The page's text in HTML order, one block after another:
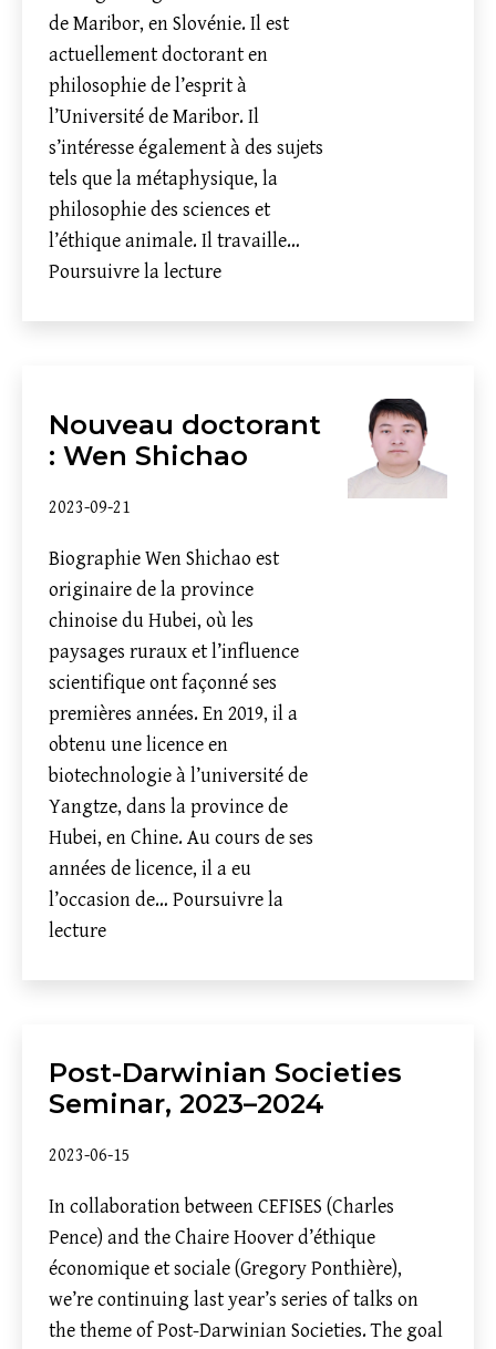
de Maribor, en Slovénie. Il est
actuellement doctorant en
philosophie de l’esprit à
l’Université de Maribor. Il
s’intéresse également à des sujets
tels que la métaphysique, la
philosophie des sciences et
l’éthique animale. Il travaille…
Poursuivre la lectureProgramme
Todorovic
Nouveau doctorant
: Wen Shichao
2023-09-21
Biographie Wen Shichao est
originaire de la province
chinoise du Hubei, où les
paysages ruraux et l’influence
scientifique ont façonné ses
premières années. En 2019, il a
obtenu une licence en
biotechnologie à l’université de
Yangtze, dans la province de
Hubei, en Chine. Au cours de ses
années de licence, il a eu
l’occasion de… Poursuivre la
lectureNouveau
Post-Darwinian Societies
Seminar, 2023–2024
2023-06-15
In collaboration between CEFISES (Charles
Pence) and the Chaire Hoover d’éthique
économique et sociale (Gregory Ponthière),
we’re continuing last year’s series of talks on
the theme of Post-Darwinian Societies. The goal